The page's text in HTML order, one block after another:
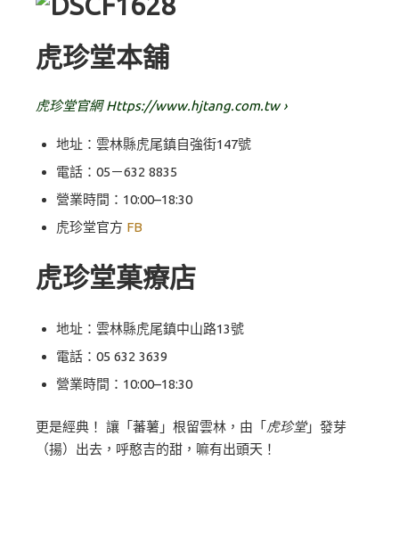
虎珍堂本舖
虎珍堂官網 Https://www.hjtang.com.tw›
地址：雲林縣虎尾鎮自強街147號
電話： 05－632 8835
營業時間：10:00–18:30
虎珍堂官方 FB
虎珍堂菓療店
地址：雲林縣虎尾鎮中山路13號
電話： 05 632 3639
營業時間：10:00–18:30
更是經典！ 讓「蕃薯」根留雲林，由「 虎珍堂」發芽
（揚）出去，呼憨吉的甜，嘛有出頭天！